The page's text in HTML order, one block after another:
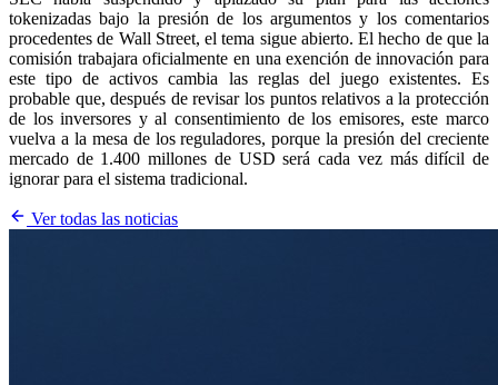
tokenizadas bajo la presión de los argumentos y los comentarios
procedentes de Wall Street, el tema sigue abierto. El hecho de que la
comisión trabajara oficialmente en una exención de innovación para
este tipo de activos cambia las reglas del juego existentes. Es
probable que, después de revisar los puntos relativos a la protección
de los inversores y al consentimiento de los emisores, este marco
vuelva a la mesa de los reguladores, porque la presión del creciente
mercado de 1.400 millones de USD será cada vez más difícil de
ignorar para el sistema tradicional.
Ver todas las noticias